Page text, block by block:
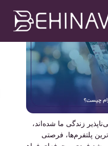
زندگی ما شده‌اند،
پلتفرم‌ها، فرصتی